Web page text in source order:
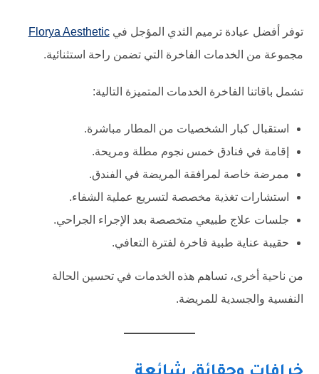
توفر أفضل عيادة ترميم الثدي المؤجل فيFlorya Aesthetic
مجموعة من الخدمات الفاخرة التي تضمن راحة استثنائية.
تشمل باقاتنا الفاخرة الخدمات المتميزة التالية:
استقبال كبار الشخصيات من المطار مباشرة.
إقامة في فنادق خمس نجوم مطلة ومريحة.
ممرضة خاصة لمرافقة المريضة في الفندق.
استشارات تغذية مخصصة لتسريع عملية الشفاء.
جلسات علاج طبيعي متخصصة بعد الإجراء الجراحي.
حقيبة عناية طبية فاخرة لفترة التعافي.
من ناحية أخرى، تساهم هذه الخدمات في تحسين الحالة
النفسية والجسدية للمريضة.